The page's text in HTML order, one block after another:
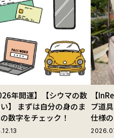
年開運】【シウマの数
】 まずは自分の身のま
数字をチェック！
【
プ道
仕様
スト